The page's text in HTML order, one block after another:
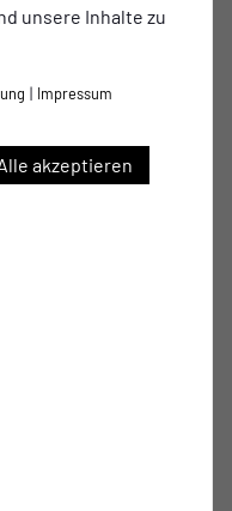
unsere Inhalte zu
| Impressum
akzeptieren
Schiedsrichter nach
an die Hand
und konnte das 1:0